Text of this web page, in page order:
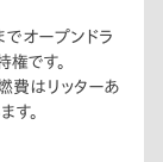
でオープンドラ
です。
費はリッターあ
す。